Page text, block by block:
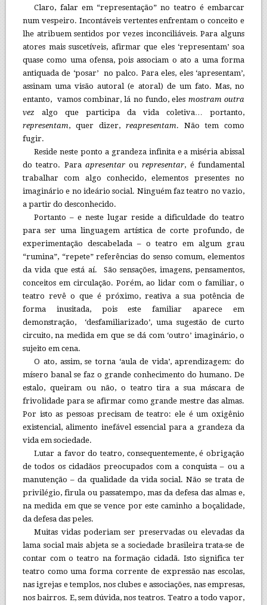
Claro, falar em “representação” no teatro é embarcar
num vespeiro. Incontáveis vertentes enfrentam o conceito e
lhe atribuem sentidos por vezes inconciliáveis. Para alguns
atores mais suscetíveis, afirmar que eles ‘representam’ soa
quase como uma ofensa, pois associam o ato a uma forma
antiquada de ‘posar’ no palco. Para eles, eles ‘apresentam’,
assinam uma visão autoral (e atoral) de um fato. Mas, no
entanto, vamos combinar, lá no fundo, eles mostram outra
vez algo que participa da vida coletiva… portanto,
representam, quer dizer, reapresentam. Não tem como
fugir.
Reside neste ponto a grandeza infinita e a miséria abissal
do teatro. Para apresentarourepresentar, é fundamental
trabalhar com algo conhecido, elementos presentes no
imaginário e no ideário social. Ninguém faz teatro no vazio,
a partir do desconhecido.
Portanto – e neste lugar reside a dificuldade do teatro
para ser uma linguagem artística de corte profundo, de
experimentação descabelada – o teatro em algum grau
“rumina”, “repete” referências do senso comum, elementos
da vida que está aí. São sensações, imagens, pensamentos,
conceitos em circulação. Porém, ao lidar com o familiar, o
teatro revê o que é próximo, reativa a sua potência de
forma inusitada, pois este familiar aparece em
demonstração, ‘desfamiliarizado’, uma sugestão de curto
circuito, na medida em que se dá com ‘outro’ imaginário, o
sujeito em cena.
O ato, assim, se torna ‘aula de vida’, aprendizagem: do
mísero banal se faz o grande conhecimento do humano. De
estalo, queiram ou não, o teatro tira a sua máscara de
frivolidade para se afirmar como grande mestre das almas.
Por isto as pessoas precisam de teatro: ele é um oxigênio
existencial, alimento inefável essencial para a grandeza da
vida em sociedade.
Lutar a favor do teatro, consequentemente, é obrigação
de todos os cidadãos preocupados com a conquista – ou a
manutenção – da qualidade da vida social. Não se trata de
privilégio, firula ou passatempo, mas da defesa das almas e,
na medida em que se vence por este caminho a boçalidade,
da defesa das peles.
Muitas vidas poderiam ser preservadas ou elevadas da
lama social mais abjeta se a sociedade brasileira trata-se de
contar com o teatro na formação cidadã. Isto significa ter
teatro como uma forma corrente de expressão nas escolas,
nas igrejas e templos, nos clubes e associações, nas empresas,
nos bairros. E, sem dúvida, nos teatros. Teatro a todo vapor,